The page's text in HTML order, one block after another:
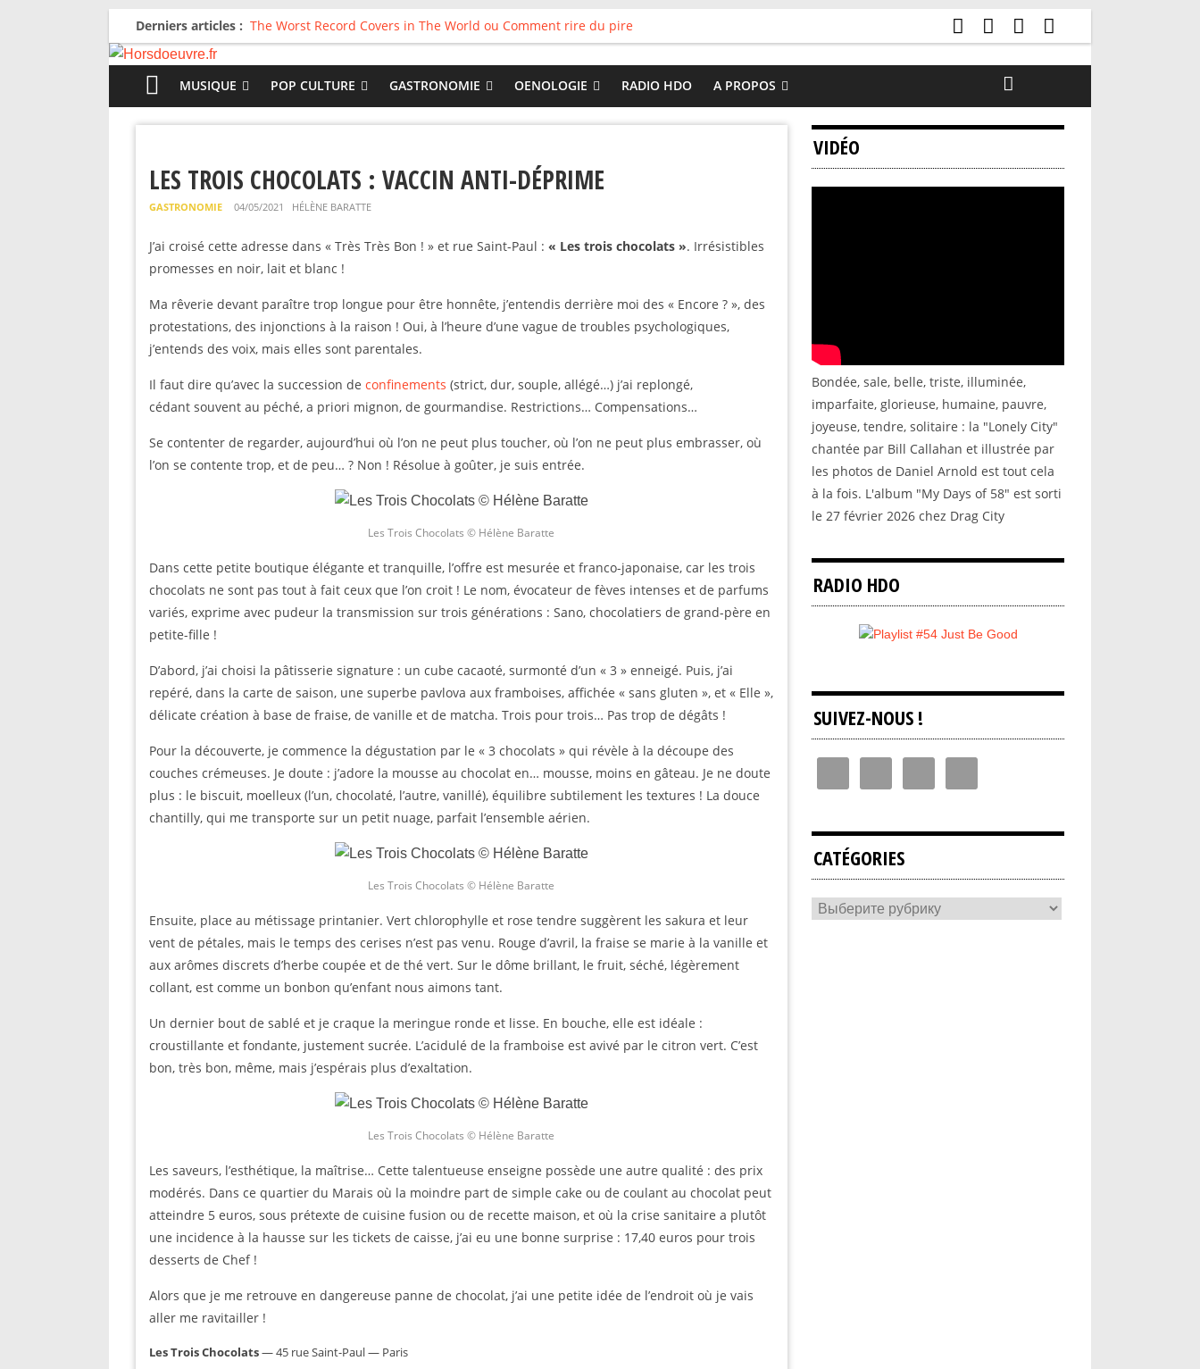
Derniers articles : The Worst Record Covers in The World ou Comment rire du pire
Avril 2026 : C’est dans les vieux pots qu’on fait les meilleurs loops !
Salvaation : Electro Ladyland
For The First Time, Again : Tyler Ballgame plie le game
Radio HDO #54 : Just be Good
MUSIQUE POP CULTURE GASTRONOMIE OENOLOGIE RADIO HDO A PROPOS
LES TROIS CHOCOLATS : VACCIN ANTI-DÉPRIME
GASTRONOMIE 04/05/2021 HÉLÈNE BARATTE
J’ai croisé cette adresse dans « Très Très Bon ! » et rue Saint-Paul : « Les trois chocolats ». Irrésistibles
promesses en noir, lait et blanc !
Ma rêverie devant paraître trop longue pour être honnête, j’entendis derrière moi des « Encore ? », des
protestations, des injonctions à la raison ! Oui, à l’heure d’une vague de troubles psychologiques,
j’entends des voix, mais elles sont parentales.
Il faut dire qu’avec la succession de confinements (strict, dur, souple, allégé…) j’ai replongé,
cédant souvent au péché, a priori mignon, de gourmandise. Restrictions… Compensations…
Se contenter de regarder, aujourd’hui où l’on ne peut plus toucher, où l’on ne peut plus embrasser, où
l’on se contente trop, et de peu… ? Non ! Résolue à goûter, je suis entrée.
Les Trois Chocolats © Hélène Baratte
Dans cette petite boutique élégante et tranquille, l’offre est mesurée et franco-japonaise, car les trois
chocolats ne sont pas tout à fait ceux que l’on croit ! Le nom, évocateur de fèves intenses et de parfums
variés, exprime avec pudeur la transmission sur trois générations : Sano, chocolatiers de grand-père en
petite-fille !
D’abord, j’ai choisi la pâtisserie signature : un cube cacaoté, surmonté d’un « 3 » enneigé. Puis, j’ai
repéré, dans la carte de saison, une superbe pavlova aux framboises, affichée « sans gluten », et « Elle »,
délicate création à base de fraise, de vanille et de matcha. Trois pour trois… Pas trop de dégâts !
Pour la découverte, je commence la dégustation par le « 3 chocolats » qui révèle à la découpe des
couches crémeuses. Je doute : j’adore la mousse au chocolat en… mousse, moins en gâteau. Je ne doute
plus : le biscuit, moelleux (l’un, chocolaté, l’autre, vanillé), équilibre subtilement les textures ! La douce
chantilly, qui me transporte sur un petit nuage, parfait l’ensemble aérien.
Les Trois Chocolats © Hélène Baratte
Ensuite, place au métissage printanier. Vert chlorophylle et rose tendre suggèrent les sakura et leur
vent de pétales, mais le temps des cerises n’est pas venu. Rouge d’avril, la fraise se marie à la vanille et
aux arômes discrets d’herbe coupée et de thé vert. Sur le dôme brillant, le fruit, séché, légèrement
collant, est comme un bonbon qu’enfant nous aimons tant.
Un dernier bout de sablé et je craque la meringue ronde et lisse. En bouche, elle est idéale :
croustillante et fondante, justement sucrée. L’acidulé de la framboise est avivé par le citron vert. C’est
bon, très bon, même, mais j’espérais plus d’exaltation.
Les Trois Chocolats © Hélène Baratte
Les saveurs, l’esthétique, la maîtrise… Cette talentueuse enseigne possède une autre qualité : des prix
modérés. Dans ce quartier du Marais où la moindre part de simple cake ou de coulant au chocolat peut
atteindre 5 euros, sous prétexte de cuisine fusion ou de recette maison, et où la crise sanitaire a plutôt
une incidence à la hausse sur les tickets de caisse, j’ai eu une bonne surprise : 17,40 euros pour trois
desserts de Chef !
Alors que je me retrouve en dangereuse panne de chocolat, j’ai une petite idée de l’endroit où je vais
aller me ravitailler !
Les Trois Chocolats— 45 rue Saint-Paul — Paris
VIDÉO
Bondée, sale, belle, triste, illuminée,
imparfaite, glorieuse, humaine, pauvre,
joyeuse, tendre, solitaire : la "Lonely City"
chantée par Bill Callahan et illustrée par
les photos de Daniel Arnold est tout cela
à la fois. L'album "My Days of 58" est sorti
le 27 février 2026 chez Drag City
RADIO HDO
SUIVEZ-NOUS !
CATÉGORIES